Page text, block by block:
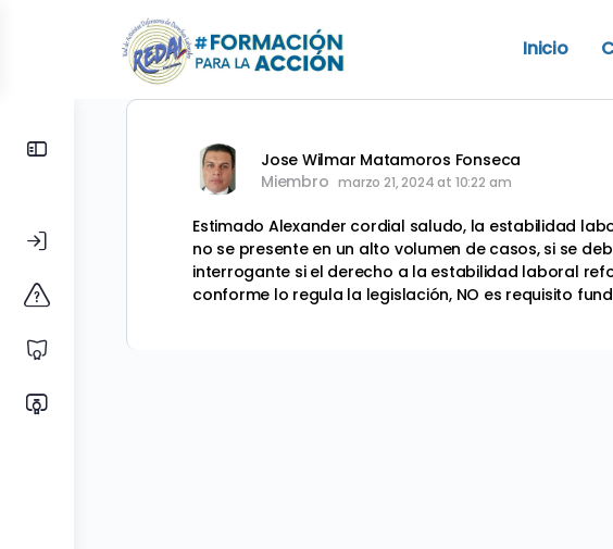
Inicio
Jose Wilmar Matamoros Fonseca
Miembro marzo 21, 2024 at 10:22 am
Estimado Alexander cordial saludo, la estabilidad
no se presente en un alto volumen de casos, si se
interrogante si el derecho a la estabilidad laboral
conforme lo regula la legislación, NO es requisito